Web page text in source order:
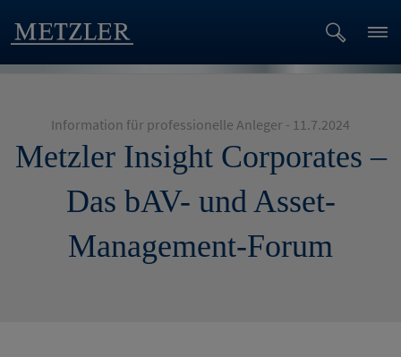
Information für professionelle Anleger - 11.7.2024
Metzler Insight Corporates –
Das bAV- und Asset-
Management-Forum